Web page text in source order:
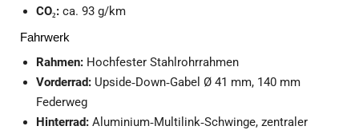
CO₂: ca. 93 g/km
Fahrwerk
Rahmen: Hochfester Stahlrohrrahmen
Vorderrad: Upside‑Down‑Gabel Ø 41 mm, 140 mm
Federweg
Hinterrad: Aluminium‑Multilink‑Schwinge, zentraler